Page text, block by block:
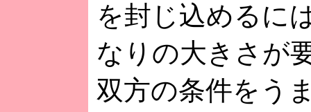
を封じ込めるに
なりの大きさが
双方の条件をう